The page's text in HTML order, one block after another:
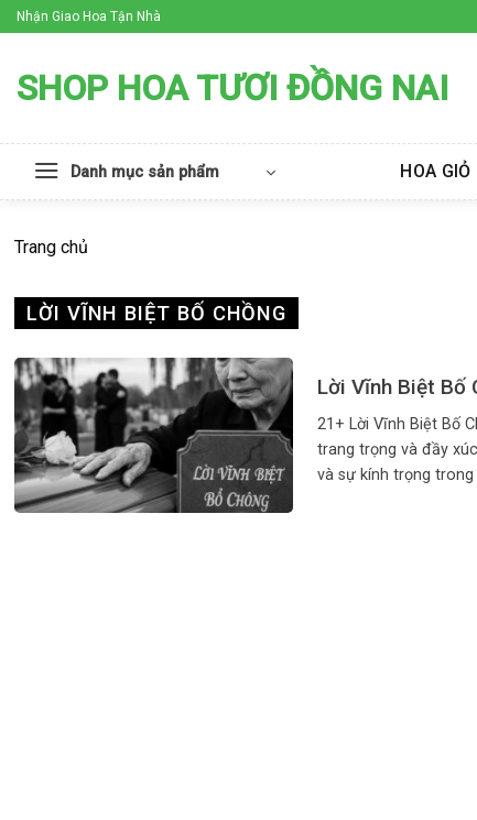
Skip
to
Nhận Giao Hoa Tận Nhà
SHOP HOA TƯƠI ĐỒNG NAI
Danh mục sản phẩm HOA GIỎ
Trang chủ
LỜI VĨNH BIỆT BỐ CHỒNG
Lời Vĩnh Biệt Bố
21+ Lời Vĩnh Biệt Bố
trang trọng và đầy
và sự kính trọng trong